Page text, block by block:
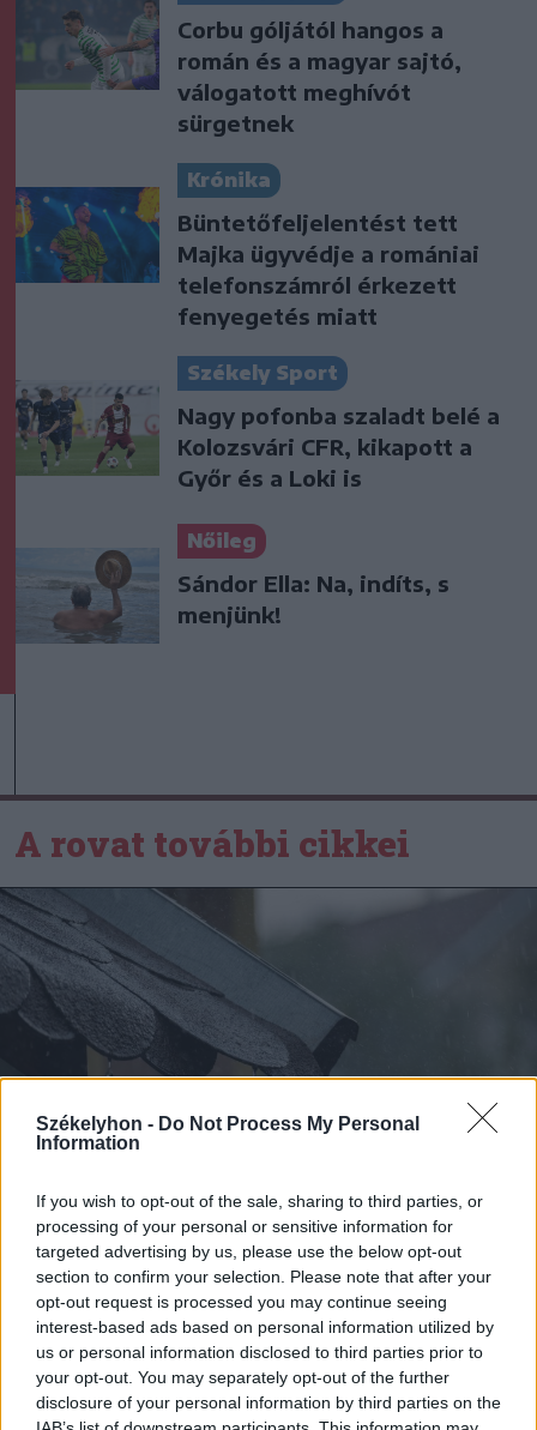
Székelyhon - Do Not Process My Personal
Information
If you wish to opt-out of the sale, sharing to third parties, or
processing of your personal or sensitive information for
targeted advertising by us, please use the below opt-out
section to confirm your selection. Please note that after your
opt-out request is processed you may continue seeing
interest-based ads based on personal information utilized by
us or personal information disclosed to third parties prior to
your opt-out. You may separately opt-out of the further
disclosure of your personal information by third parties on the
Corbu góljától hangos a
román és a magyar sajtó,
válogatott meghívót
sürgetnek
Krónika
Büntetőfeljelentést tett
Majka ügyvédje a romániai
telefonszámról érkezett
fenyegetés miatt
Székely Sport
Nagy pofonba szaladt belé a
Kolozsvári CFR, kikapott a
Győr és a Loki is
Nőileg
Sándor Ella: Na, indíts, s
menjünk!
A rovat további cikkei
2026. augusztus 07., péntek
Viharok hozhatnak felfrissülést a
székelyföldi megyékben